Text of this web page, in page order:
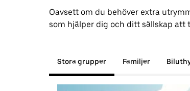
Oavsett om du behöver extra
som hjälper dig och ditt sällskap att
Stora grupper Familjer